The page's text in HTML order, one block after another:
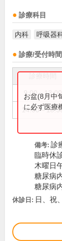
診療科目
内科 呼吸器
診療/受付時
9:00～13:00
14:00～
お盆(8月中
に必ず医療
備考: 診
臨時休
木曜日
糖尿病
糖尿病
休診日: 日、祝